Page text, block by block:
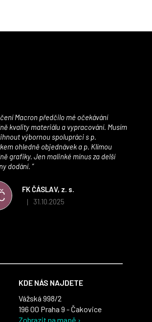
FK ČÁSLAV, z. s.
Hodnocení obchodu je 5 z 5 hvězdiček.
| 31.10.2025
kvality materiálu a vypracování. Musím
výbornou spolupráci s p.
ohledně objednávek a p. Klímou
Jen malinké mínus za delší
dodání.
KDE NÁS NAJDETE
Vážská 998/2
196 00 Praha 9 - Čakovice
Zobrazit na mapě ›